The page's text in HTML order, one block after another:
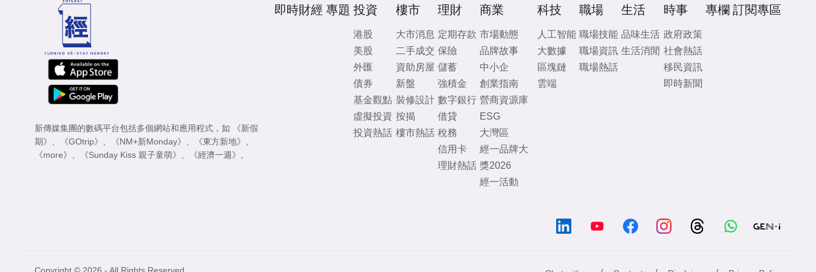
新傳媒集團的數碼平台包括多個網站和應用程式，如
《新假
期》
《GOtrip》 《NM+新Monday》 《東方新地》
《more》
《Sunday Kiss 親子童萌》 《經濟一週》 。
即時財經 專題 投資
港股
美股
外匯
債券
基金觀點
虛擬投資
投資熱話
樓市
大市消息
二手成交
資助房屋
新盤
裝修設計
按揭
樓市熱話
理財
定期存款
保險
儲蓄
強積金
數字銀行
借貸
稅務
信用卡
理財熱話
商業
市場動態
品牌故事
中小企
創業指南
營商資源庫
ESG
大灣區
經一品牌大
獎2026
經一活動
科技
人工智能
大數據
區塊鏈
雲端
職場
職場技能
職場資訊
職場熱話
生活
品味生活
生活消閒
時事
政府政策
社會熱話
移民資訊
即時新聞
專欄 訂閱專區
Copyright © 2026 - All Rights Reserved